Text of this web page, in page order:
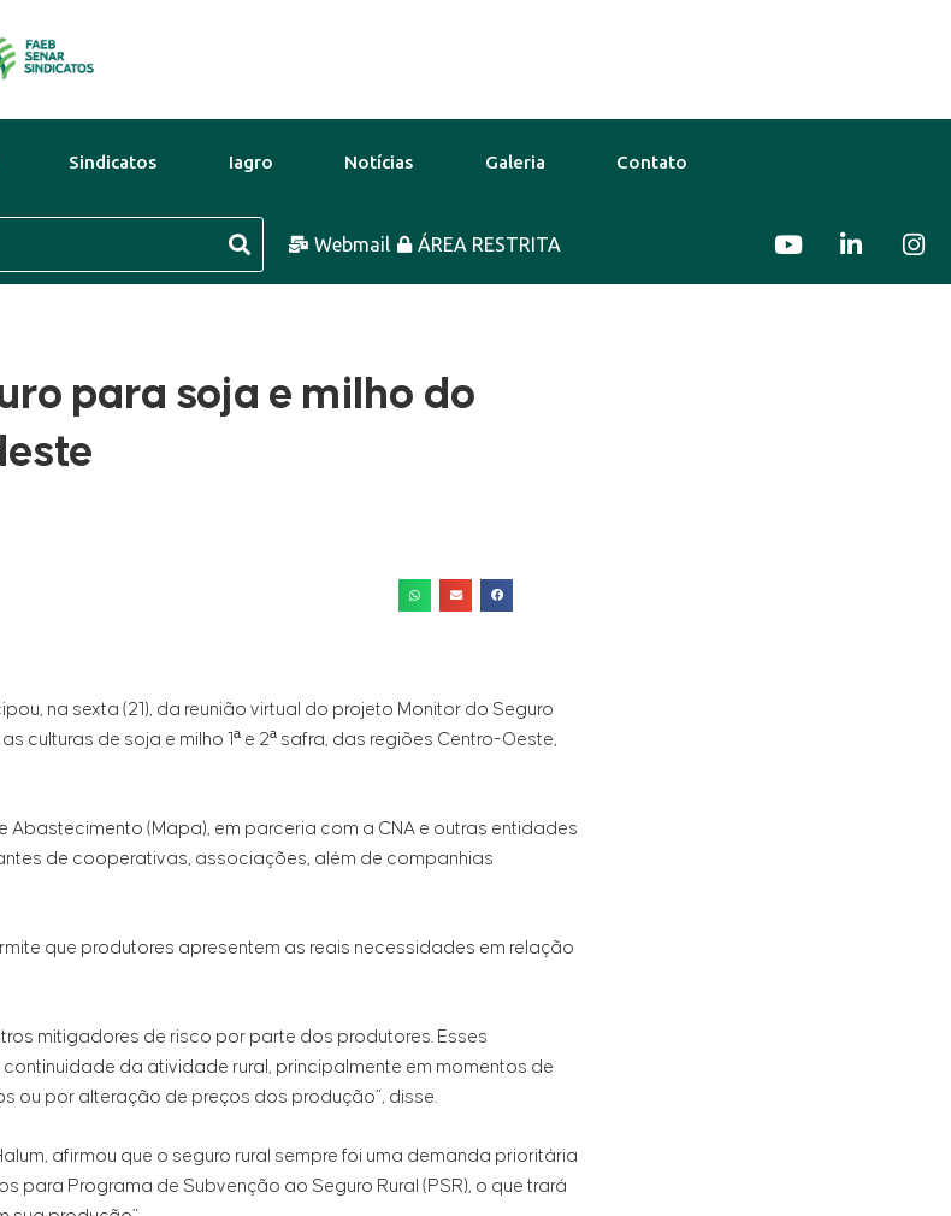
Sindicatos Iagro Notícias Galeria Contato
32°C 11 Ago 31°C 13 Ago
Webmail ÁREA RESTRITA
para soja e milho do
na sexta (21), da reunião virtual do projeto Monitor do Seguro
culturas de soja e milho 1ª e 2ª safra, das regiões Centro-Oeste,
Abastecimento (Mapa), em parceria com a CNA e outras entidades
de cooperativas, associações, além de companhias
que produtores apresentem as reais necessidades em relação
mitigadores de risco por parte dos produtores. Esses
da atividade rural, principalmente em momentos de
por alteração de preços dos produção”, disse.
afirmou que o seguro rural sempre foi uma demanda prioritária
para Programa de Subvenção ao Seguro Rural (PSR), o que trará